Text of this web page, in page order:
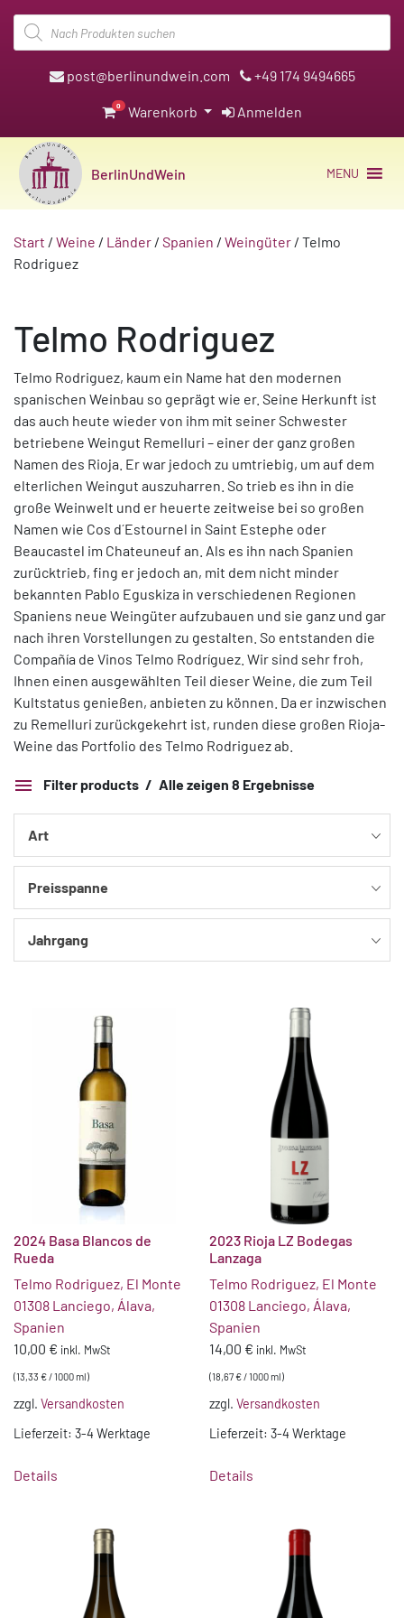
Products
search
post@berlinundwein.com +49 174 9494665
0 Warenkorb Anmelden
BerlinUndWein MENU
Start / Weine / Länder / Spanien / Weingüter / Telmo
Rodriguez
Telmo Rodriguez
Telmo Rodriguez, kaum ein Name hat den modernen
spanischen Weinbau so geprägt wie er. Seine Herkunft ist
das auch heute wieder von ihm mit seiner Schwester
betriebene Weingut Remelluri – einer der ganz großen
Namen des Rioja. Er war jedoch zu umtriebig, um auf dem
elterlichen Weingut auszuharren. So trieb es ihn in die
große Weinwelt und er heuerte zeitweise bei so großen
Namen wie Cos d´Estournel in Saint Estephe oder
Beaucastel im Chateuneuf an. Als es ihn nach Spanien
zurücktrieb, fing er jedoch an, mit dem nicht minder
bekannten Pablo Eguskiza in verschiedenen Regionen
Spaniens neue Weingüter aufzubauen und sie ganz und gar
nach ihren Vorstellungen zu gestalten. So entstanden die
Compañía de Vinos Telmo Rodríguez. Wir sind sehr froh,
Ihnen einen ausgewählten Teil dieser Weine, die zum Teil
Kultstatus genießen, anbieten zu können. Da er inzwischen
zu Remelluri zurückgekehrt ist, runden diese großen Rioja-
Weine das Portfolio des Telmo Rodriguez ab.
Filter products Alle zeigen 8 Ergebnisse
Art
Preisspanne
Jahrgang
2024 Basa Blancos de
Rueda
Telmo Rodriguez, El Monte
01308 Lanciego, Álava,
Spanien
10,00 € inkl. MwSt
(13,33 €/1000ml)
zzgl. Versandkosten
Lieferzeit: 3-4 Werktage
Details
2023 Rioja LZ Bodegas
Lanzaga
Telmo Rodriguez, El Monte
01308 Lanciego, Álava,
Spanien
14,00 € inkl. MwSt
(18,67€/1000ml)
zzgl.Versandkosten
Lieferzeit:3-4 Werktage
Details